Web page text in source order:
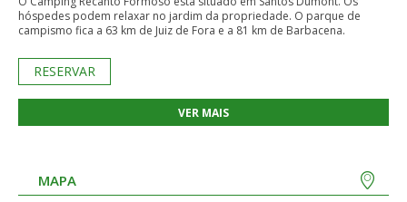
hóspedes podem relaxar no jardim da propriedade. O parque de
campismo fica a 63 km de Juiz de Fora e a 81 km de Barbacena.
RESERVAR
VER MAIS
MAPA